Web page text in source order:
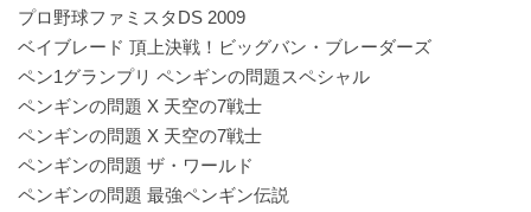
プロ野球ファミスタDS 2009
ベイブレード 頂上決戦！ビッグバン・ブレーダーズ
ペン1グランプリ ペンギンの問題スペシャル
ペンギンの問題 X 天空の7戦士
ペンギンの問題 X 天空の7戦士
ペンギンの問題 ザ・ワールド
ペンギンの問題 最強ペンギン伝説